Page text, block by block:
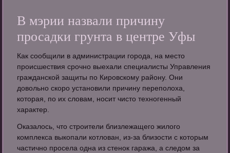
В мэрии назвали причину
просадки грунта в центре Уфы
Как сообщили в администрации города, на место
происшествия срочно выехали специалисты Управления
гражданской защиты по Кировскому району. Они
довольно скоро установили причину переполоха,
которая, по их словам, носит чисто техногенный
характер.
Оказалось, что строители близлежащего жилого
комплекса выкопали котлован, из-за близости с которым
частично просела одна из стенок гаража, а следом за